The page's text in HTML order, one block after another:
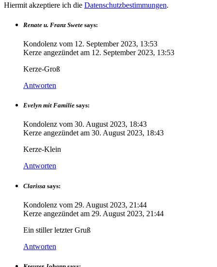
Hiermit akzeptiere ich die Datenschutzbestimmungen.
Renate u. Franz Swete says:
Kondolenz vom 12. September 2023, 13:53
Kerze angezündet am 12. September 2023, 13:53
Kerze-Groß
Antworten
Evelyn mit Familie says:
Kondolenz vom 30. August 2023, 18:43
Kerze angezündet am 30. August 2023, 18:43
Kerze-Klein
Antworten
Clarissa says:
Kondolenz vom 29. August 2023, 21:44
Kerze angezündet am 29. August 2023, 21:44
Ein stiller letzter Gruß
Antworten